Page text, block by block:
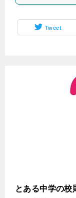
Tweet
とある中学の校